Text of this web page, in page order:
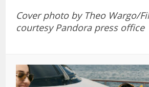
Cover photo by Theo Wargo/
courtesy Pandora press office